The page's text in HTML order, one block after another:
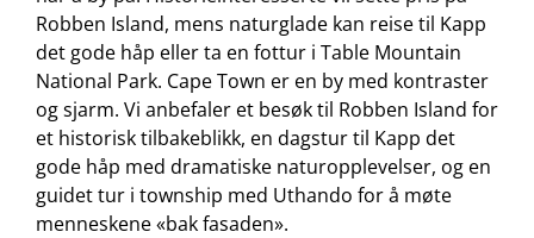
Robben Island, mens naturglade kan reise til Kapp
det gode håp eller ta en fottur i Table Mountain
National Park. Cape Town er en by med kontraster
og sjarm. Vi anbefaler et besøk til Robben Island for
et historisk tilbakeblikk, en dagstur til Kapp det
gode håp med dramatiske naturopplevelser, og en
guidet tur i township med Uthando for å møte
menneskene «bak fasaden».